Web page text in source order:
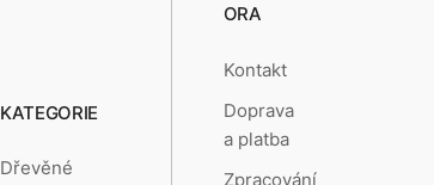
KATEGORIE
Dřevěné
ORA
Kontakt
Doprava
a platba
Zpracování